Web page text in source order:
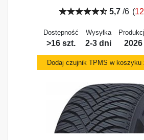
5,7/6 (
Dostępność
>16 szt.
Wysyłka
2-3 dni 2026
Dodaj czujnik TPMS w koszyku